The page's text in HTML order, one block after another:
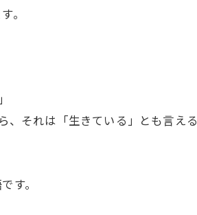
。
、それは「生きている」とも言える
す。